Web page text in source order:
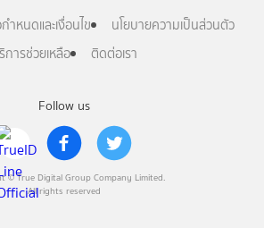
Follow us
© True Digital Group Company Limited.
All rights reserved
ำหนดและเงื่อนไข
นโยบายความเป็นส่วนตัว
การช่วยเหลือ
ติดต่อเรา